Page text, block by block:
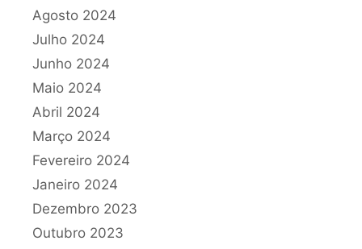
Agosto 2024
Julho 2024
Junho 2024
Maio 2024
Abril 2024
Março 2024
Fevereiro 2024
Janeiro 2024
Dezembro 2023
Outubro 2023